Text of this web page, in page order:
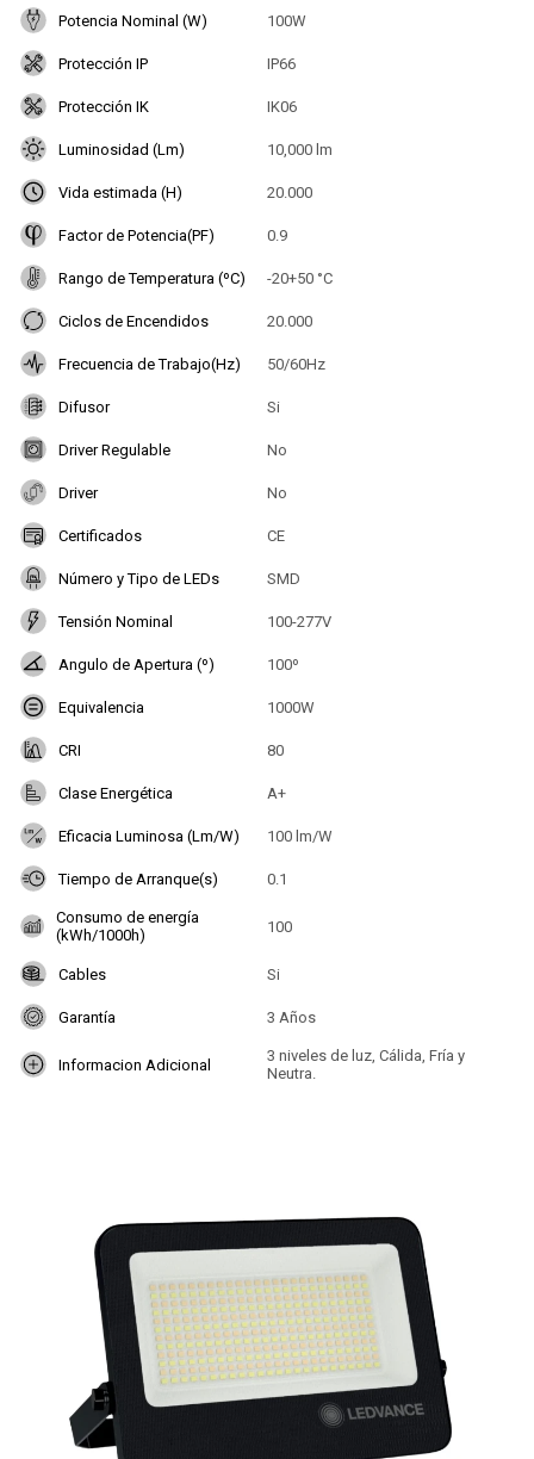
Potencia Nominal (W) 100W
Protección IP IP66
Protección IK IK06
Luminosidad (Lm) 10,000 lm
Vida estimada (H) 20.000
Factor de Potencia(PF) 0.9
Rango de Temperatura (ºC) -20+50 °C
Ciclos de Encendidos 20.000
Frecuencia de Trabajo(Hz) 50/60Hz
Difusor Si
Driver Regulable No
Driver No
Certificados CE
Número y Tipo de LEDs SMD
Tensión Nominal 100-277V
Angulo de Apertura (º) 100º
Equivalencia 1000W
CRI 80
Clase Energética A+
Eficacia Luminosa (Lm/W) 100 lm/W
Tiempo de Arranque(s) 0.1
Consumo de energía
(kWh/1000h)
100
Cables Si
Garantía 3 Años
Informacion Adicional
3 niveles de luz, Cálida, Fría y
Neutra.